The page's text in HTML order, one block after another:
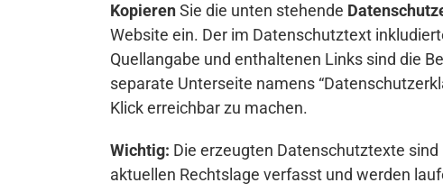
KopierenSie die unten stehende
Website ein. Der im Datenschutztext
Quellangabe und enthaltenen Links sind die
separate Unterseite namens
Klick erreichbar zu machen.
Wichtig: Die erzeugten Datenschutztexte
aktuellen Rechtslage verfasst und werden